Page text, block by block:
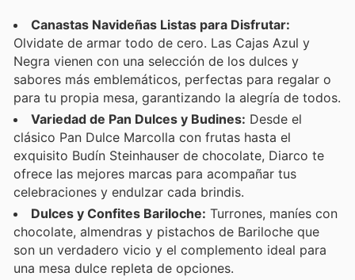
Canastas Navideñas Listas para Disfrutar:
Olvidate de armar todo de cero. Las Cajas Azul y
Negra vienen con una selección de los dulces y
sabores más emblemáticos, perfectas para regalar o
para tu propia mesa, garantizando la alegría de todos.
Variedad de Pan Dulces y Budines: Desde el
clásico Pan Dulce Marcolla con frutas hasta el
exquisito Budín Steinhauser de chocolate, Diarco te
ofrece las mejores marcas para acompañar tus
celebraciones y endulzar cada brindis.
Dulces y Confites Bariloche: Turrones, maníes con
chocolate, almendras y pistachos de Bariloche que
son un verdadero vicio y el complemento ideal para
una mesa dulce repleta de opciones.